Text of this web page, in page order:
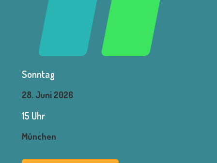
Sonntag
28. Juni 2026
15 Uhr
München